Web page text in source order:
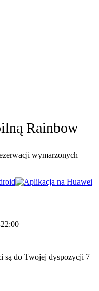
Rainbow
wymarzonych
są do Twojej dyspozycji 7